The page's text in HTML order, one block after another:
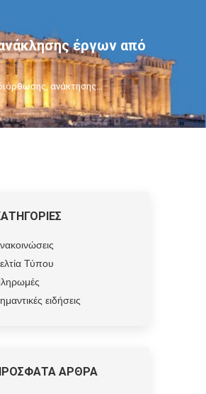
έργων από
ανάκτησης…
Τύπου
ειδήσεις
ΑΡΘΡΑ